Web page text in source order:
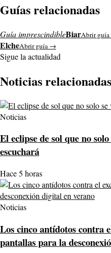
Guías relacionadas
Guía imprescindibleBiarAbrir
ElcheAbrir guía →
Sigue la actualidad
Noticias relacionadas
Noticias
El eclipse de sol que no
escuchará
Hace 5 horas
Noticias
Los cinco antídotos contra
pantallas para la